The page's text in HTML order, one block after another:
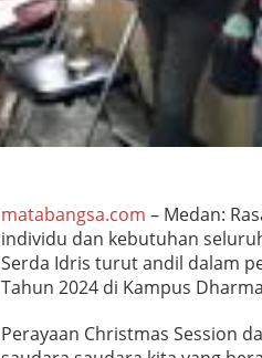
s
e
s
k
a
n
P
e
a
m
a
n
a
C
matabangsa.com – Medan:
individu dan kebutuhan
Serda Idris turut andil dalam
Tahun 2024 di Kampus
Perayaan Christmas Session